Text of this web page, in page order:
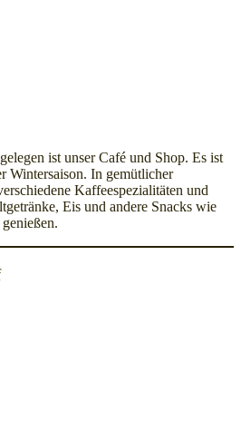
ist unser Café und Shop. Es ist
Wintersaison. In gemütlicher
Kaffeespezialitäten und
Eis und andere Snacks wie